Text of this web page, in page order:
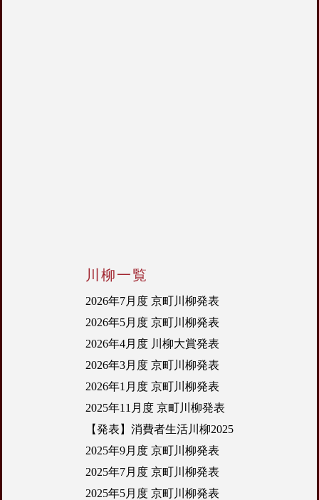
川柳一覧
2026年7月度 京町川柳発表
2026年5月度 京町川柳発表
2026年4月度 川柳大賞発表
2026年3月度 京町川柳発表
2026年1月度 京町川柳発表
2025年11月度 京町川柳発表
【発表】消費者生活川柳2025
2025年9月度 京町川柳発表
2025年7月度 京町川柳発表
2025年5月度 京町川柳発表